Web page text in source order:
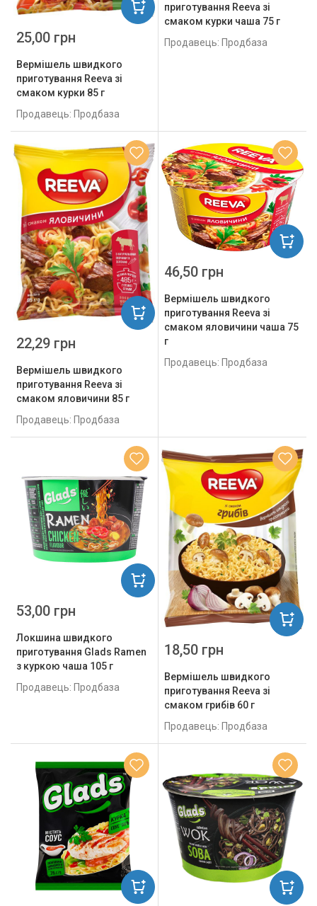
Вермішель швидкого
приготування Reeva зі
смаком курки 85 г
Продавець: Продбаза
25,00 грн
приготування Reeva зі
смаком курки чаша 75 г
Продавець: Продбаза
Вермішель швидкого
приготування Reeva зі
смаком яловичини 85 г
Продавець: Продбаза
22,29 грн
Вермішель швидкого
приготування Reeva зі
смаком яловичини чаша 75
г
Продавець: Продбаза
46,50 грн
Локшина швидкого
приготування Glads Ramen
з куркою чаша 105 г
Продавець: Продбаза
53,00 грн
Вермішель швидкого
приготування Reeva зі
смаком грибів 60 г
Продавець: Продбаза
18,50 грн